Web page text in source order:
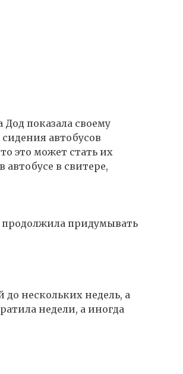
показала своему
автобусов
это может стать их
в свитере,
продолжила придумывать
до нескольких недель, а
недели, а иногда